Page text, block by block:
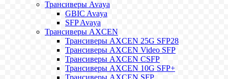
Трансиверы Avaya
GBIC Avaya
SFP Avaya
Трансиверы AXCEN
Трансиверы AXCEN 25G SFP28
Трансиверы AXCEN Video SFP
Трансиверы AXCEN CSFP
Трансиверы AXCEN 10G SFP+
Трансиверы AXCEN SFP